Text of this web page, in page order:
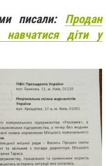
писали: Продан
навчатися діти у